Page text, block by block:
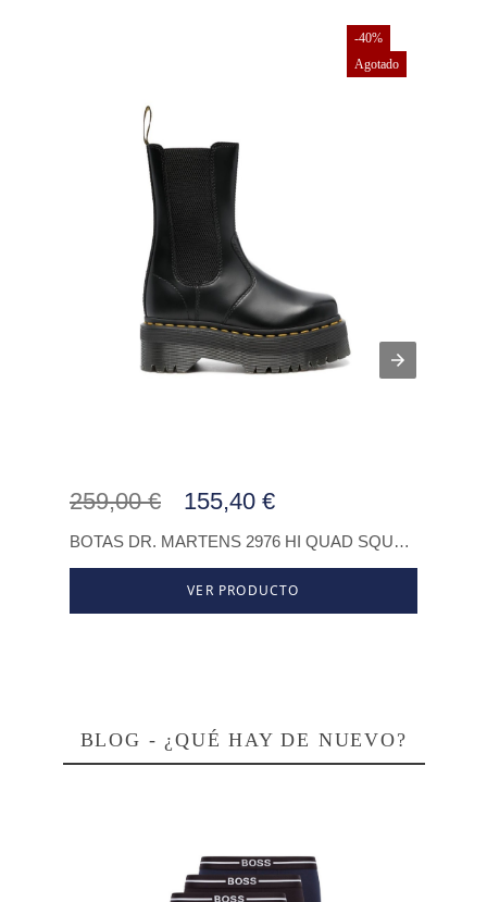
-40%
Agotado
259,00 € 155,40 €
BOTAS DR. MARTENS 2976 HI QUAD SQUARED BLACK POLISHED SMOOTH UNISEX
VER PRODUCTO
BLOG - ¿QUÉ HAY DE NUEVO?